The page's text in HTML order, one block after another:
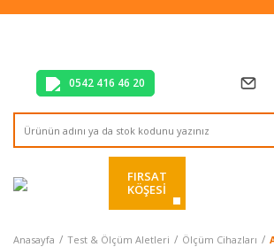
Tüm Alışverişlerde Vade Farksız
0542 416 46 20
FIRSAT
KÖŞESİ
Anasayfa Test & Ölçüm Aletleri Ölçüm Cihazları